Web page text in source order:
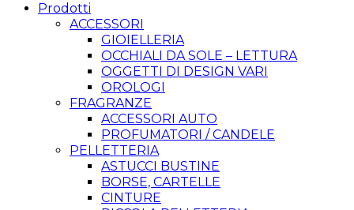
Prodotti
ACCESSORI
GIOIELLERIA
OCCHIALI DA SOLE – LETTURA
OGGETTI DI DESIGN VARI
OROLOGI
FRAGRANZE
ACCESSORI AUTO
PROFUMATORI / CANDELE
PELLETTERIA
ASTUCCI BUSTINE
BORSE, CARTELLE
CINTURE